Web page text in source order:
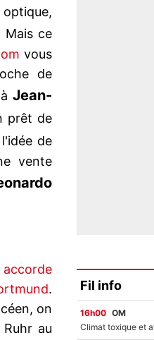
Mais ce
vous
de
Jean-
prêt de
de
vente
.
on
au
Fil info
16h00 OM